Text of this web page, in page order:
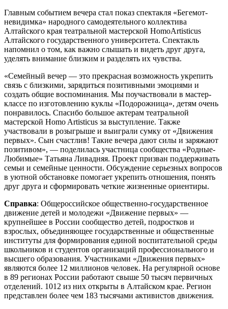
Главным событием вечера стал показ спектакля «Бегемот-
невидимка» народного самодеятельного коллектива
Алтайского края театральной мастерской HomoArtisticus
Алтайского государственного университета. Спектакль
напомнил о том, как важно слышать и видеть друг друга,
уделять внимание близким и разделять их чувства.
«Семейный вечер — это прекрасная возможность укрепить
связь с близкими, зарядиться позитивными эмоциями и
создать общие воспоминания. Мы поучаствовали в мастер-
классе по изготовлению куклы «Подорожница», детям очень
понравилось. Спасибо большое актерам театральной
мастерской Homo Artisticus за выступление. Также
участвовали в розыгрыше и выиграли сумку от «Движения
первых». Сын счастлив! Такие вечера дают силы и заряжают
позитивом», — поделилась участница сообщества «Родные-
Любимые» Татьяна Ливадняя. Проект призван поддерживать
семьи и семейные ценности. Обсуждение серьезных вопросов
в уютной обстановке помогает укрепить отношения, понять
друг друга и сформировать четкие жизненные ориентиры.
Справка: Общероссийское общественно-государственное
движение детей и молодежи «Движение первых» —
крупнейшее в России сообщество детей, подростков и
взрослых, объединяющее государственные и общественные
институты для формирования единой воспитательной среды
школьников и студентов организаций профессионального и
высшего образования. Участниками «Движения первых»
являются более 12 миллионов человек. На регулярной основе
в 89 регионах России работают свыше 50 тысяч первичных
отделений. 1012 из них открыты в Алтайском крае. Регион
представлен более чем 183 тысячами активистов движения.